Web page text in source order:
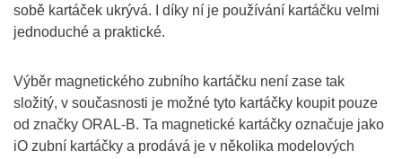
sobě kartáček ukrývá. I díky ní je používání kartáčku velmi
jednoduché a praktické.
Výběr magnetického zubního kartáčku není zase tak
složitý, v současnosti je možné tyto kartáčky koupit pouze
od značky ORAL-B. Ta magnetické kartáčky označuje jako
iO zubní kartáčky a prodává je v několika modelových